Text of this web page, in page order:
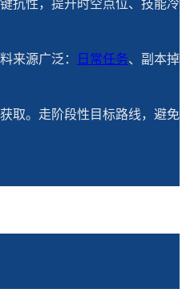
抗性，提升时空点位、技能冷
来源广泛： 日常任务、副本掉
取。走阶段性目标路线，避免